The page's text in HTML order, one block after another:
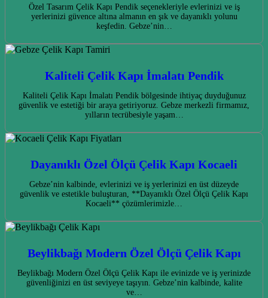
Özel Tasarım Çelik Kapı Pendik seçenekleriyle evlerinizi ve iş
yerlerinizi güvence altına almanın en şık ve dayanıklı yolunu
keşfedin. Gebze’nin…
Kaliteli Çelik Kapı İmalatı Pendik
Kaliteli Çelik Kapı İmalatı Pendik bölgesinde ihtiyaç duyduğunuz
güvenlik ve estetiği bir araya getiriyoruz. Gebze merkezli firmamız,
yılların tecrübesiyle yaşam…
Dayanıklı Özel Ölçü Çelik Kapı Kocaeli
Gebze’nin kalbinde, evlerinizi ve iş yerlerinizi en üst düzeyde
güvenlik ve estetikle buluşturan, **Dayanıklı Özel Ölçü Çelik Kapı
Kocaeli** çözümlerimizle…
Beylikbağı Modern Özel Ölçü Çelik Kapı
Beylikbağı Modern Özel Ölçü Çelik Kapı ile evinizde ve iş yerinizde
güvenliğinizi en üst seviyeye taşıyın. Gebze’nin kalbinde, kalite
ve…